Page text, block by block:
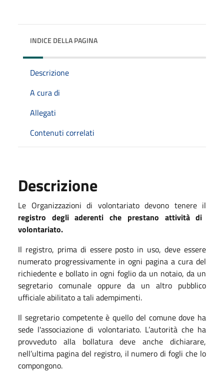
INDICE DELLA PAGINA
Descrizione
A cura di
Allegati
Contenuti correlati
Descrizione
Le Organizzazioni di volontariato devono tenere il
registro degli aderenti che prestano attività di
volontariato.
Il registro, prima di essere posto in uso, deve essere
numerato progressivamente in ogni pagina a cura del
richiedente e bollato in ogni foglio da un notaio, da un
segretario comunale oppure da un altro pubblico
ufficiale abilitato a tali adempimenti.
Il segretario competente è quello del comune dove ha
sede l'associazione di volontariato. L’autorità che ha
provveduto alla bollatura deve anche dichiarare,
nell’ultima pagina del registro, il numero di fogli che lo
compongono.